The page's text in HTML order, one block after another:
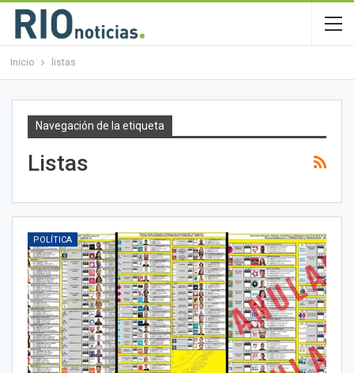
Inicio listas
Navegación de la etiqueta
Listas
POLÍTICA